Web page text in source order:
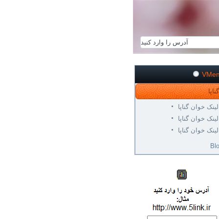
لینک خوان گناپا
لینک خوان گناپا
لینک خوان گناپا